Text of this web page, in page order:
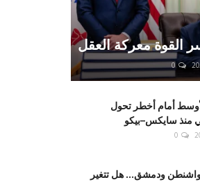
القوة معركة العقل
0
أمام أخطر تحول
منذ سايكس–بيكو
0
واشنطن ودمشق... هل تتغير